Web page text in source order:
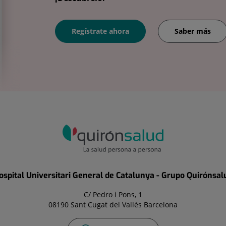
Regístrate ahora Saber más
Universitari General de Catalunya - Grupo
C/ Pedro i Pons, 1
08190 Sant Cugat del Vallès Barcelona